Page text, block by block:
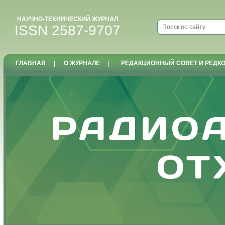
НАУЧНО-ТЕХНИЧЕСКИЙ ЖУРНАЛ
ISSN 2587-9707
ГЛАВНАЯ О ЖУРНАЛЕ РЕДАКЦИОННЫЙ СОВЕТ И